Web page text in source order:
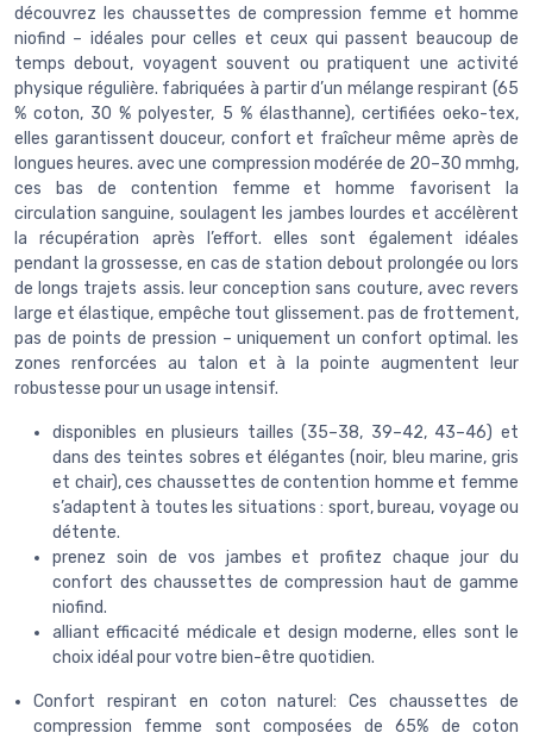
découvrez les chaussettes de compression femme et homme
niofind – idéales pour celles et ceux qui passent beaucoup de
temps debout, voyagent souvent ou pratiquent une activité
physique régulière. fabriquées à partir d’un mélange respirant (65
% coton, 30 % polyester, 5 % élasthanne), certifiées oeko-tex,
elles garantissent douceur, confort et fraîcheur même après de
longues heures. avec une compression modérée de 20–30 mmhg,
ces bas de contention femme et homme favorisent la
circulation sanguine, soulagent les jambes lourdes et accélèrent
la récupération après l’effort. elles sont également idéales
pendant la grossesse, en cas de station debout prolongée ou lors
de longs trajets assis. leur conception sans couture, avec revers
large et élastique, empêche tout glissement. pas de frottement,
pas de points de pression – uniquement un confort optimal. les
zones renforcées au talon et à la pointe augmentent leur
robustesse pour un usage intensif.
disponibles en plusieurs tailles (35–38, 39–42, 43–46) et
dans des teintes sobres et élégantes (noir, bleu marine, gris
et chair), ces chaussettes de contention homme et femme
s’adaptent à toutes les situations : sport, bureau, voyage ou
détente.
prenez soin de vos jambes et profitez chaque jour du
confort des chaussettes de compression haut de gamme
niofind.
alliant efficacité médicale et design moderne, elles sont le
choix idéal pour votre bien-être quotidien.
Confort respirant en coton naturel: Ces chaussettes de
compression femme sont composées de 65% de coton